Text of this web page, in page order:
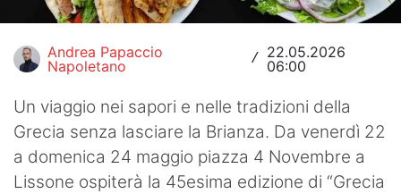
Pallamano
Altre
News
Turismo
Eventi
Andrea Papaccio
Napoletano
/
22.05.2026
06:00
Un viaggio nei sapori e nelle tradizioni della
Grecia senza lasciare la Brianza. Da venerdì 22
a domenica 24 maggio piazza 4 Novembre a
Lissone ospiterà la 45esima edizione di “Grecia